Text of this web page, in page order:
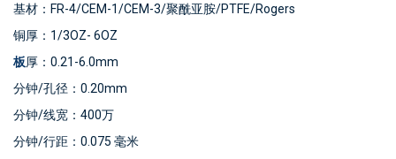
基材：FR-4/CEM-1/CEM-3/聚酰亚胺/PTFE/Rogers
铜厚：1/3OZ- 6OZ
板厚：0.21-6.0mm
分钟/孔径：0.20mm
分钟/线宽：400万
分钟/行距：0.075 毫米